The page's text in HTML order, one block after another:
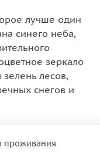
лучше один
синего неба,
зеркало
лесов,
снегов и
проживания